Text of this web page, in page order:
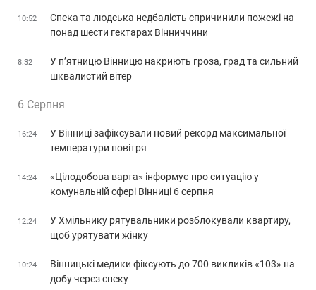
10:52
Спека та людська недбалість спричинили пожежі на
понад шести гектарах Вінниччини
8:32
У п’ятницю Вінницю накриють гроза, град та сильний
шквалистий вітер
6 Серпня
16:24
У Вінниці зафіксували новий рекорд максимальної
температури повітря
14:24
«Цілодобова варта» інформує про ситуацію у
комунальній сфері Вінниці 6 серпня
12:24
У Хмільнику рятувальники розблокували квартиру,
щоб урятувати жінку
10:24
Вінницькі медики фіксують до 700 викликів «103» на
добу через спеку